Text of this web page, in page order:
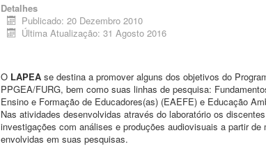
Detalhes
Publicado: 20 Dezembro 2010
Última Atualização: 31 Agosto 2016
O LAPEA se destina a promover alguns dos objetivos do
PPGEA/FURG, bem como suas linhas de pesquisa:
Ensino e Formação de Educadores(as) (EAEFE) e Educação
Nas atividades desenvolvidas através do laboratório os
investigações com análises e produções audiovisuais a partir
envolvidas em suas pesquisas.